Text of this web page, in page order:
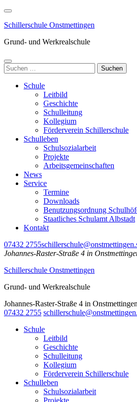
Zum
springen
drücken)
Schillerschule Onstmettingen
Grund- und Werkrealschule
Suchen
nach:
Schule
Leitbild
Geschichte
Schulleitung
Kollegium
Förderverein Schillerschule
Schulleben
Schulsozialarbeit
Projekte
Arbeitsgemeinschaften
News
Service
Termine
Downloads
Benutzungsordnung
Staatliches Schulamt Albstadt
Kontakt
07432 2755
Johannes-Raster-Straße 4 in
Schillerschule Onstmettingen
Grund- und Werkrealschule
Johannes-Raster-Straße 4 in Onstmettingen
07432 2755
Schule
Leitbild
Geschichte
Schulleitung
Kollegium
Förderverein Schillerschule
Schulleben
Schulsozialarbeit
Projekte